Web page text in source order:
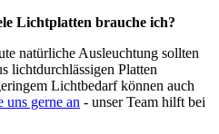
Lichtplatten brauche ich?
natürliche Ausleuchtung sollten
lichtdurchlässigen Platten
Lichtbedarf können auch
uns gerne an - unser Team hilft bei